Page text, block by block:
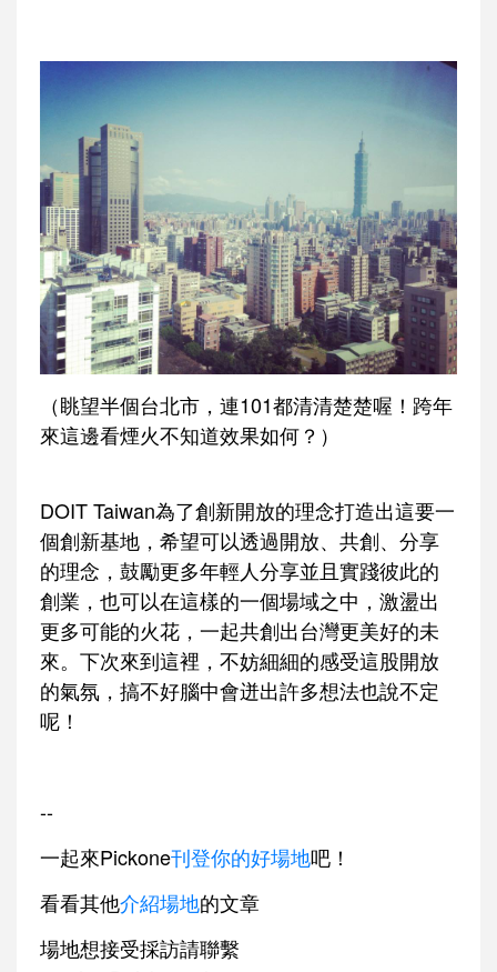
（眺望半個台北市，連101都清清楚楚喔！跨年
來這邊看煙火不知道效果如何？）
DOIT Taiwan為了創新開放的理念打造出這要一
個創新基地，希望可以透過開放、共創、分享
的理念，鼓勵更多年輕人分享並且實踐彼此的
創業，也可以在這樣的一個場域之中，激盪出
更多可能的火花，一起共創出台灣更美好的未
來。下次來到這裡，不妨細細的感受這股開放
的氣氛，搞不好腦中會迸出許多想法也說不定
呢！
--
一起來Pickone刊登你的好場地吧！
看看其他介紹場地的文章
場地想接受採訪請聯繫